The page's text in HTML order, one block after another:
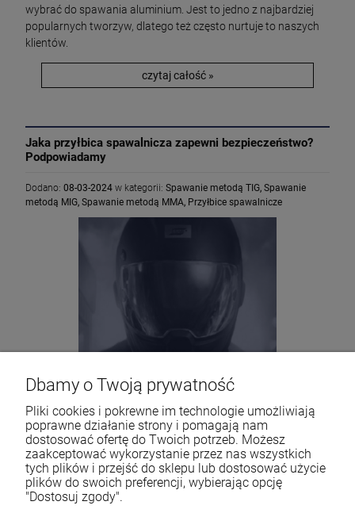
wybrać do spawania aluminium. Jest to jedno z najbardziej
popularnych tworzyw, dlatego też często nurtuje to naszych
klientów.
czytaj całość »
Jaka przyłbica spawalnicza zapewni bezpieczeństwo?
Podpowiadamy
Dodano: 08-03-2024 w kategorii: Spawanie metodą TIG, Spawanie
metodą MIG, Spawanie metodą MMA, Przyłbice spawalnicze
Jeśli na co dzień pracujesz jako spawacz to z pewnością
wiesz, że ogromne znaczenie ma bezpieczeństwo. Spawanie
bez odpowiedniej ochrony naraża Cię na utratę zdrowia.
Dlatego każdy doświadczony pracownik powinien
mieć profesjonalną przyłbicę spawalniczą. Nie należy jednak
Dbamy o Twoją prywatność
Pliki cookies i pokrewne im technologie umożliwiają
poprawne działanie strony i pomagają nam
dostosować ofertę do Twoich potrzeb. Możesz
zaakceptować wykorzystanie przez nas wszystkich
tych plików i przejść do sklepu lub dostosować użycie
plików do swoich preferencji, wybierając opcję
"Dostosuj zgody".